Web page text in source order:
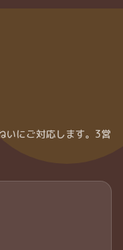
いにご対応します。3営